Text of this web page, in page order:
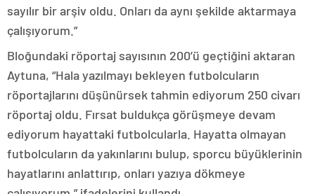
sayılır bir arşiv oldu. Onları da aynı şekilde aktarmaya
çalışıyorum.”
Bloğundaki röportaj sayısının 200’ü geçtiğini aktaran
Aytuna, “Hala yazılmayı bekleyen futbolcuların
röportajlarını düşünürsek tahmin ediyorum 250 civarı
röportaj oldu. Fırsat buldukça görüşmeye devam
ediyorum hayattaki futbolcularla. Hayatta olmayan
futbolcuların da yakınlarını bulup, sporcu büyüklerinin
hayatlarını anlattırıp, onları yazıya dökmeye